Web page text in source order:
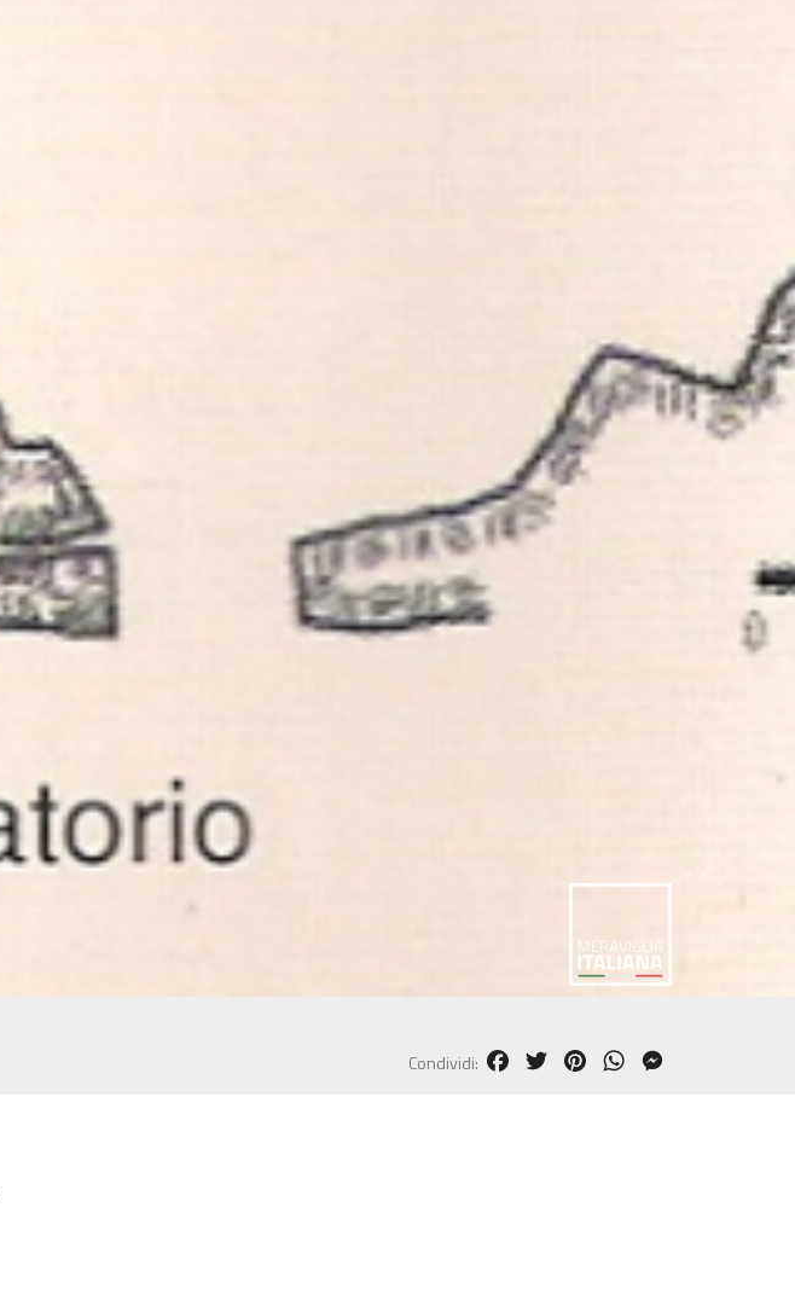
Condividi:
FACEBOOK
TWITTERPINTERESTWHATSAPP